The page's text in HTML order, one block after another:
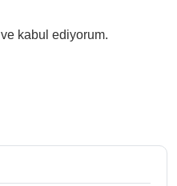
kabul ediyorum.